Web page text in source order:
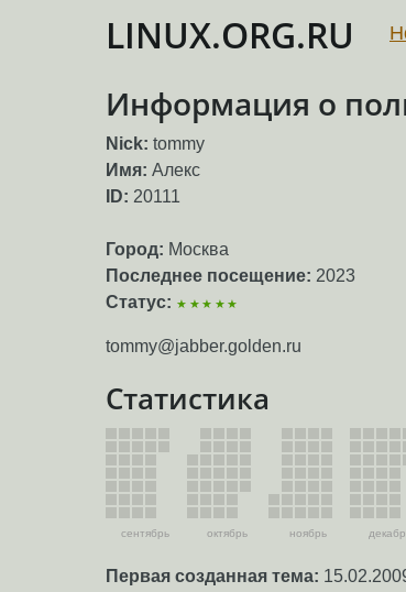
LINUX.ORG.RU
Информация о
Nick: tommy
Имя: Алекс
ID: 20111
Город: Москва
Последнее посещение: 2023
Статус: ★★★★★
tommy@jabber.golden.ru
Статистика
сентябрь октябрь ноябрь
Первая созданная тема: